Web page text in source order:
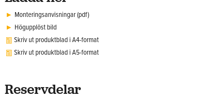
Monteringsanvisningar (pdf)
Högupplöst bild
Skriv ut produktblad i A4-format
Skriv ut produktblad i A5-format
Reservdelar